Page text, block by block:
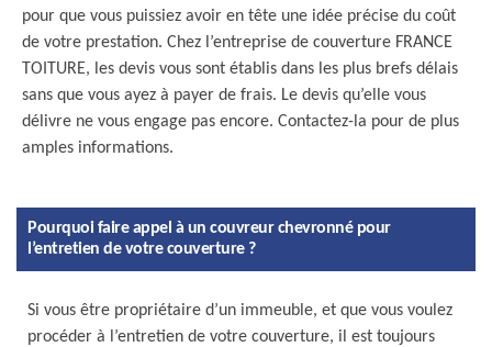
pour que vous puissiez avoir en tête une idée précise du coût
de votre prestation. Chez l’entreprise de couverture FRANCE
TOITURE, les devis vous sont établis dans les plus brefs délais
sans que vous ayez à payer de frais. Le devis qu’elle vous
délivre ne vous engage pas encore. Contactez-la pour de plus
amples informations.
Pourquoi faire appel à un couvreur chevronné pour
l’entretien de votre couverture ?
Si vous être propriétaire d’un immeuble, et que vous voulez
procéder à l’entretien de votre couverture, il est toujours